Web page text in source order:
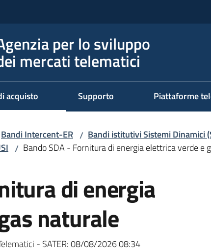
per lo sviluppo
mercati telematici
acquisto Supporto Piattaforme
Bandi Intercent-ER / Bandi istitutivi Sistemi Dinamici
/ Bando SDA - Fornitura di energia elettrica verde e
di energia
naturale
- SATER:08/08/2026 08:34